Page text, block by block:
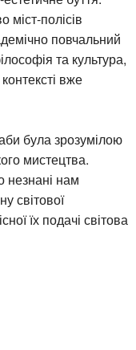
полісів
повчальний
та культура,
вже
була зрозумілою
мистецтва.
незнані нам
світової
їх подачі світова